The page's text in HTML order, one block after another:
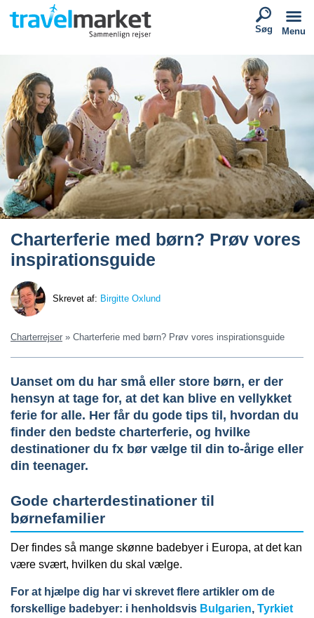
Søg Menu
Charterferie med børn? Prøv vores
inspirationsguide
Skrevet af: Birgitte Oxlund
Charterrejser » Charterferie med børn? Prøv vores inspirationsguide
Uanset om du har små eller store børn, er der
hensyn at tage for, at det kan blive en vellykket
ferie for alle. Her får du gode tips til, hvordan du
finder den bedste charterferie, og hvilke
destinationer du fx bør vælge til din to-årige eller
din teenager.
Gode charterdestinationer til
børnefamilier
Der findes så mange skønne badebyer i Europa, at det kan
være svært, hvilken du skal vælge.
For at hjælpe dig har vi skrevet flere artikler om de
forskellige badebyer: i henholdsvis Bulgarien, Tyrkiet